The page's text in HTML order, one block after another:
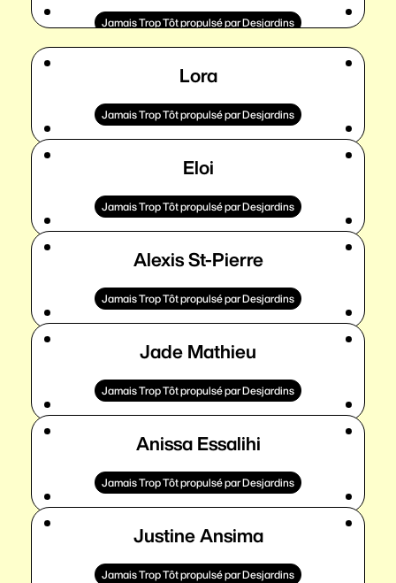
Jamais Trop Tôt propulsé par Desjardins
Lora
Jamais Trop Tôt propulsé par Desjardins
Eloi
Jamais Trop Tôt propulsé par Desjardins
Alexis St-Pierre
Jamais Trop Tôt propulsé par Desjardins
Jade Mathieu
Jamais Trop Tôt propulsé par Desjardins
Anissa Essalihi
Jamais Trop Tôt propulsé par Desjardins
Justine Ansima
Jamais Trop Tôt propulsé par Desjardins